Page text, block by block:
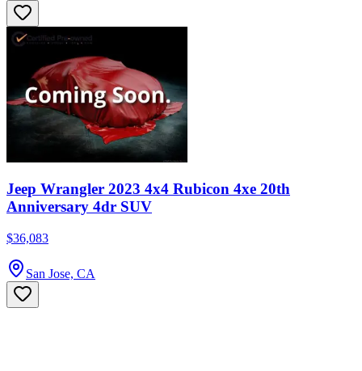
Jeep Wrangler 2023 4x4 Rubicon 4xe 20th
Anniversary 4dr SUV
$36,083
San Jose, CA